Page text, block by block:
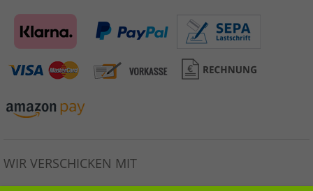
WIR VERSCHICKEN MIT